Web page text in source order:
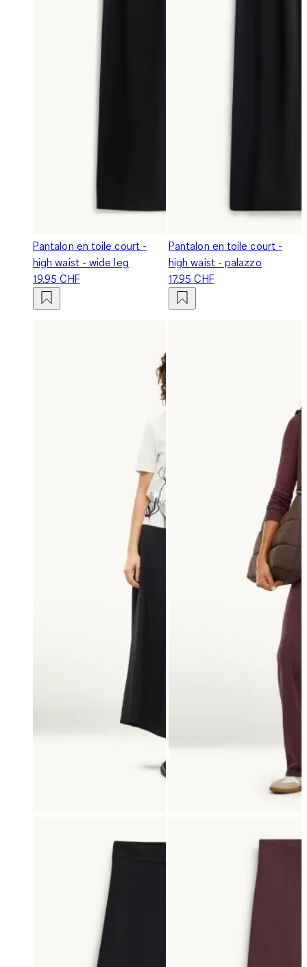
Pantalon en toile court -
high waist - wide leg
19.95 CHF
Pantalon en toile court -
high waist - palazzo
17.95 CHF